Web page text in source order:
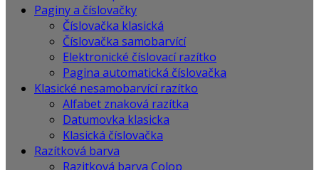
Paginy a číslovačky
Číslovačka klasická
Číslovačka samobarvící
Elektronické číslovací razítko
Pagina automatická číslovačka
Klasické nesamobarvící razítko
Alfabet znaková razítka
Datumovka klasicka
Klasická číslovačka
Razítková barva
Razitková barva Colop